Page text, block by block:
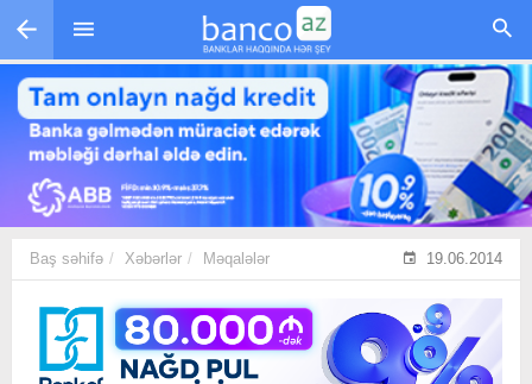
Skip to main content
Baş səhifə Xəbərlər Məqalələr 19.06.2014